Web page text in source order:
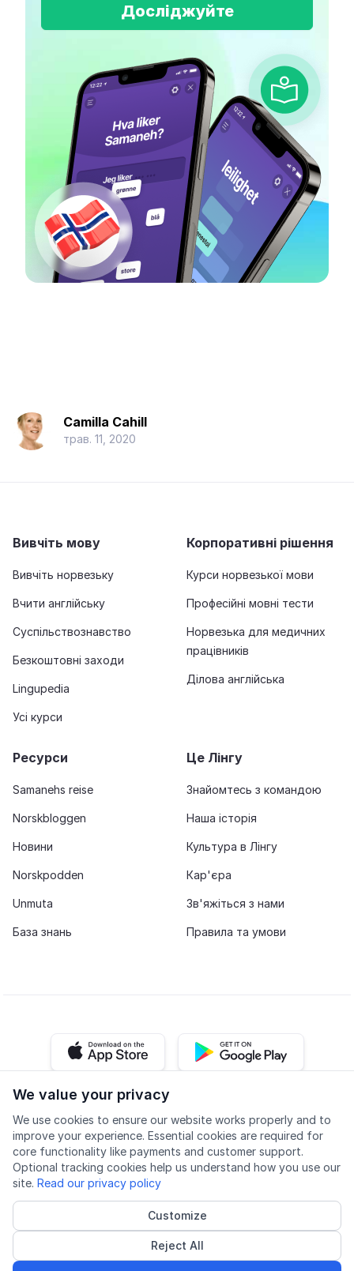
Досліджуйте
Camilla Cahill
трав. 11, 2020
We value your privacy
We use cookies to ensure our website works properly and to
improve your experience. Essential cookies are required for
core functionality like payments and customer support.
Optional tracking cookies help us understand how you use our
site. Read our privacy policy
Customize
Reject All
Вивчіть мову
Вивчіть норвезьку
Вчити англійську
Суспільствознавство
Безкоштовні заходи
Lingupedia
Усі курси
Корпоративні рішення
Курси норвезької мови
Професійні мовні тести
Норвезька для медичних
працівників
Ділова англійська
Ресурси
Samanehs reise
Norskbloggen
Новини
Norskpodden
Unmuta
База знань
Це Лінгу
Знайомтесь з командою
Наша історія
Культура в Лінгу
Кар'єра
Зв'яжіться з нами
Правила та умови
iOS app Android app
FacebookInstagramYoutubeLinkedIn
Cookie settings
Акредитований постачальник курсів